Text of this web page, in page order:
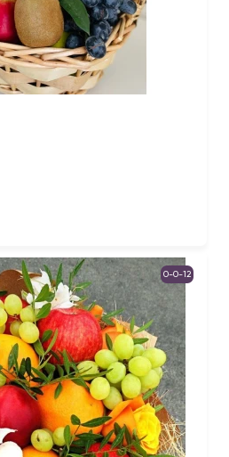
0-0-12